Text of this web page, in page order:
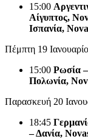
15:00
Αίγυπτος,
Ισπανία,
Πέμπτη 19
15:00 Ρωσία
Πολωνία,
Παρασκευή 20
18:45
– Δανία,